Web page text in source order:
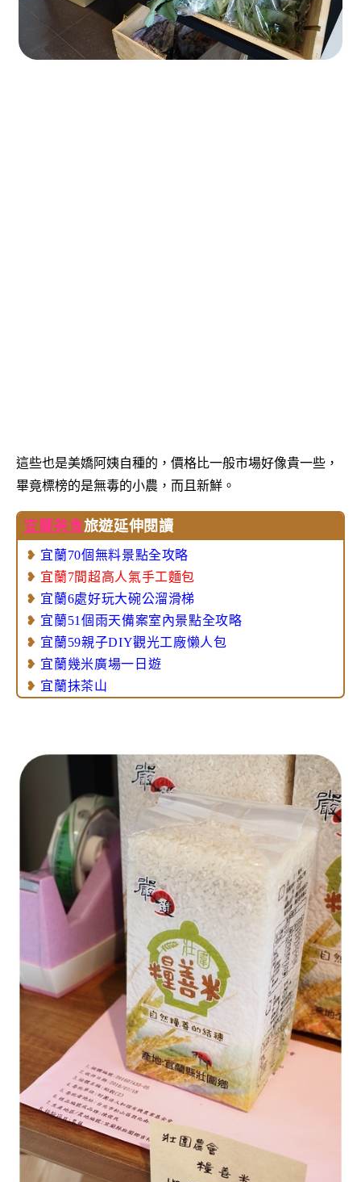
這些也是美嬌阿姨自種的，價格比一般市場好像貴一些，
畢竟標榜的是無毒的小農，而且新鮮。
宜蘭美食旅遊延伸閱讀
❥ 宜蘭70個無料景點全攻略
❥ 宜蘭7間超高人氣手工麵包
❥ 宜蘭6處好玩大碗公溜滑梯
❥ 宜蘭51個雨天備案室內景點全攻略
❥ 宜蘭59親子DIY觀光工廠懒人包
❥ 宜蘭幾米廣場一日遊
❥ 宜蘭抺茶山